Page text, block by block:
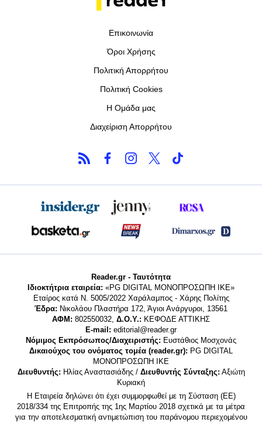
Επικοινωνία
Όροι Χρήσης
Πολιτική Απορρήτου
Πολιτική Cookies
Η Ομάδα μας
Διαχείριση Απορρήτου
Reader.gr - Ταυτότητα
Ιδιοκτήτρια εταιρεία: «PG DIGITAL MONΟΠΡΟΣΩΠΗ ΙΚΕ»
Εταίρος κατά Ν. 5005/2022 Χαράλαμπος - Χάρης Πολίτης
Έδρα: Νικολάου Πλαστήρα 172, Άγιοι Ανάργυροι, 13561
ΑΦΜ: 802550032, Δ.Ο.Υ.: ΚΕΦΟΔΕ ΑΤΤΙΚΗΣ
E-mail: editorial@reader.gr
Νόμιμος Εκπρόσωπος/Διαχειριστής: Ευστάθιος Μοσχονάς
Δικαιούχος του ονόματος τομέα (reader.gr): PG DIGITAL
MONΟΠΡΟΣΩΠΗ ΙΚΕ
Διευθυντής: Ηλίας Αναστασιάδης / Διευθυντής Σύνταξης: Αξιώτη
Κυριακή
Η Εταιρεία δηλώνει ότι έχει συμμορφωθεί με τη Σύσταση (ΕΕ)
2018/334 της Επιτροπής της 1ης Μαρτίου 2018 σχετικά με τα μέτρα
για την αποτελεσματική αντιμετώπιση του παράνομου περιεχομένου